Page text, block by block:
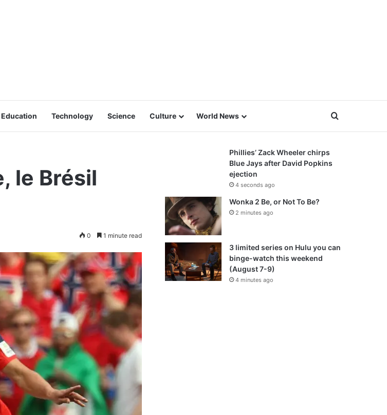
Education Technology Science Culture World News Search for
le Brésil
0 1 minute read
Phillies’ Zack Wheeler chirps
Blue Jays after David Popkins
ejection
4 seconds ago
Wonka 2 Be, or Not To Be?
2 minutes ago
3 limited series on Hulu you can
binge-watch this weekend
(August 7-9)
4 minutes ago